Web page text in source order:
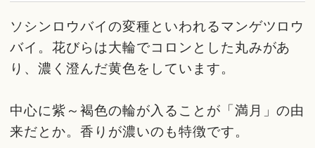
ソシンロウバイの変種といわれるマンゲツロウ
バイ。花びらは大輪でコロンとした丸みがあ
り、濃く澄んだ黄色をしています。
中心に紫～褐色の輪が入ることが「満月」の由
来だとか。香りが濃いのも特徴です。